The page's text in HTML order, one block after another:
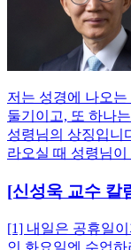
저는 성경에 나오는
둘기이고, 또 하나
성령님의 상징입니
라오실 때 성령님
[신성욱 교수 칼
[1] 내일은 공휴일
인 화요일엔 수업